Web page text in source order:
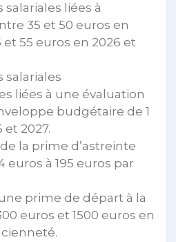
liées à
35 et 50 euros en
et 55 euros en 2026 et
liées à une évaluation
budgétaire de 1
et 2027.
la prime d’astreinte
euros à 195 euros par
prime de départ à la
euros et 1500 euros en